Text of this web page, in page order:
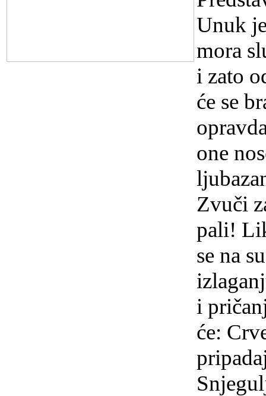
Unuk
mora
i zato
će se
one
Zvuči
pali!
se na
i
će: